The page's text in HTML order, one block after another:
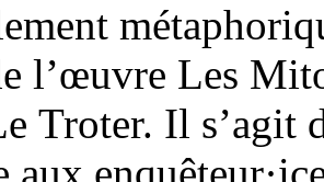
l’œuvre Les
Troter. Il s’agit